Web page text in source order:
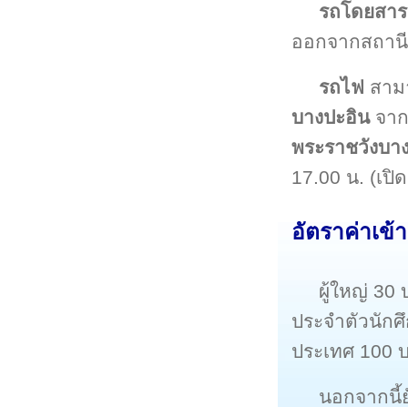
รถโดยสา
ออกจากสถา
รถไฟ สา
บางปะอินจาก
พระราชวังบา
17.00 น. (เปิ
อัตราค่าเข้
ผู้ใหญ่ 30
ประจำตัวนัก
ประเทศ 100
นอกจากนี้